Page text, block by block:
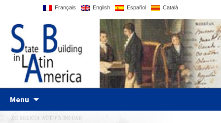
Français English Español Català
Statebglat
Just another WordPress site
Menu